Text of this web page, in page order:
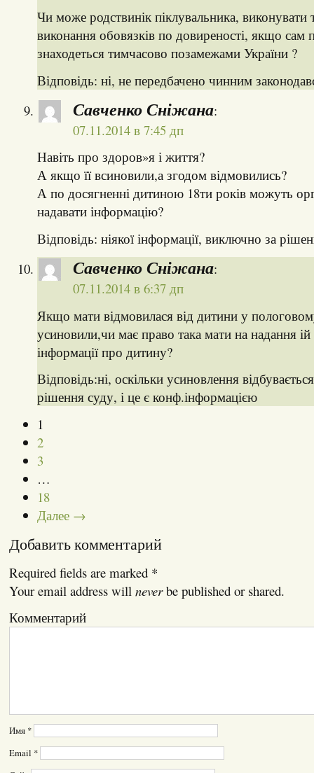
Чи може родствинік піклувальника, виконувати
виконання обовязків по довиреності, якщо сам
знаходеться тимчасово позамежами України ?
Відповідь: ні, не передбачено чинним
Савченко Сніжана:
07.11.2014 в 7:45 дп
Навіть про здоров»я і життя?
А якщо її всиновили,а згодом відмовились?
А по досягненні дитиною 18ти років можуть
надавати інформацію?
Відповідь: ніякої інформації, виключно за
Савченко Сніжана:
07.11.2014 в 6:37 дп
Якщо мати відмовилася від дитини у
усиновили,чи має право така мати на надання ій
інформації про дитину?
Відповідь:ні, оскільки усиновлення
рішення суду, і це є конф.інформацією
1
2
3
…
18
Далее →
Добавить комментарий
Required fields are marked *
Your email address will neverbe published or shared.
Комментарий
Имя *
Email *